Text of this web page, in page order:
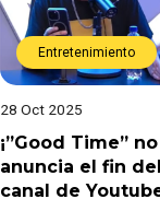
Entretenimiento
28 Oct 2025
¡”Good Time”
anuncia el fin
canal de